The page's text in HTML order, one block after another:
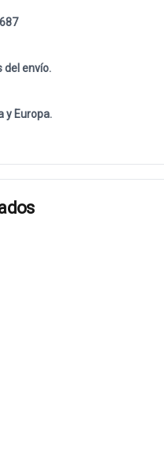
del envío.
y Europa.